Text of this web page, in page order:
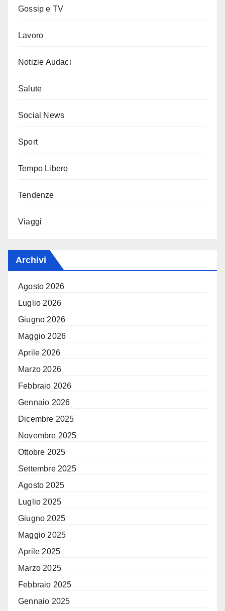
Gossip e TV
Lavoro
Notizie Audaci
Salute
Social News
Sport
Tempo Libero
Tendenze
Viaggi
Archivi
Agosto 2026
Luglio 2026
Giugno 2026
Maggio 2026
Aprile 2026
Marzo 2026
Febbraio 2026
Gennaio 2026
Dicembre 2025
Novembre 2025
Ottobre 2025
Settembre 2025
Agosto 2025
Luglio 2025
Giugno 2025
Maggio 2025
Aprile 2025
Marzo 2025
Febbraio 2025
Gennaio 2025